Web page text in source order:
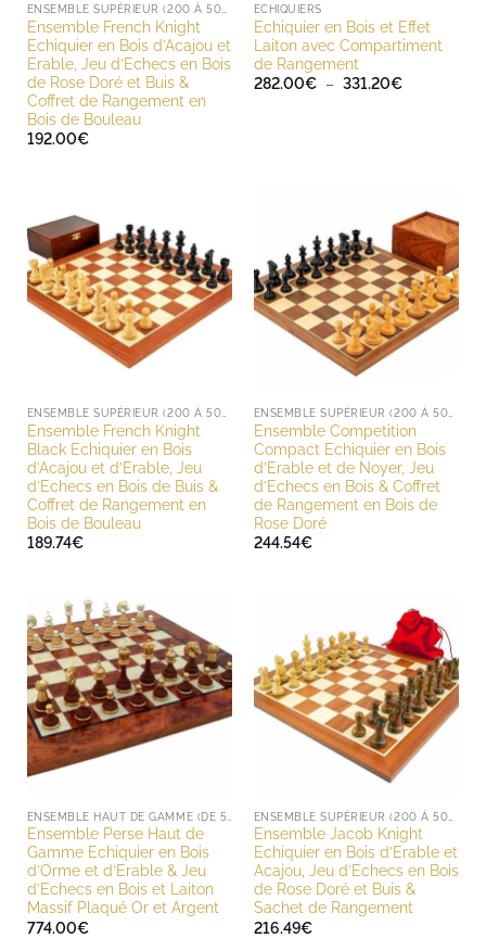
Ensemble French Knight
Echiquier en Bois d’Acajou et
Erable, Jeu d’Echecs en Bois
de Rose Doré et Buis &
Coffret de Rangement en
Bois de Bouleau
192.00€
ECHIQUIERS
Echiquier en Bois et Effet
Laiton avec Compartiment
de Rangement
282.00€ – 331.20€Plage
Ensemble French Knight
Black Echiquier en Bois
d’Acajou et d’Erable, Jeu
d’Echecs en Bois de Buis &
Coffret de Rangement en
Bois de Bouleau
189.74€
Ensemble Competition
Compact Echiquier en Bois
d’Erable et de Noyer, Jeu
d’Echecs en Bois & Coffret
de Rangement en Bois de
Rose Doré
244.54€
Ensemble Perse Haut de
Gamme Echiquier en Bois
d’Orme et d’Erable & Jeu
d’Echecs en Bois et Laiton
Massif Plaqué Or et Argent
774.00€
Ensemble Jacob Knight
Echiquier en Bois d’Erable et
Acajou, Jeu d’Echecs en Bois
de Rose Doré et Buis &
Sachet de Rangement
216.49€